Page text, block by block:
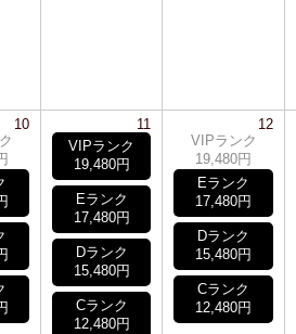
10
11
VIPランク
19,480円
Eランク
17,480円
Dランク
15,480円
Cランク
12,480円
12
VIPランク
19,480円
Eランク
17,480円
Dランク
15,480円
Cランク
12,480円